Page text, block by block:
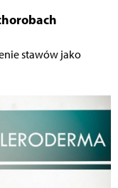
stawów jako